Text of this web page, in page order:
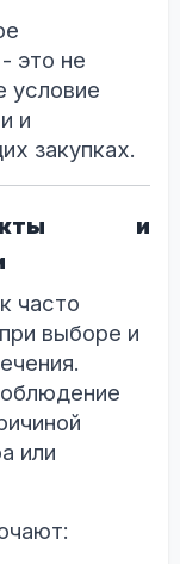
это не
условие
и
закупках.
и
часто
выборе и
или